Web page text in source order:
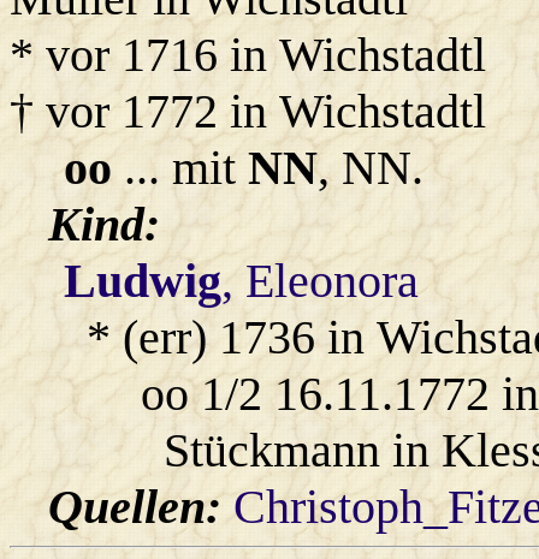
* vor 1716 in Wichstadtl
† vor 1772 in Wichstadtl
oo... mitNN, NN.
Kind:
Ludwig, Eleonora
* (err) 1736 in
oo 1/2 16.11.1772
Stückmann in
Quellen: